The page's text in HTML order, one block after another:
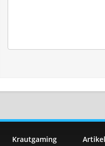
Krautgaming
Artikel